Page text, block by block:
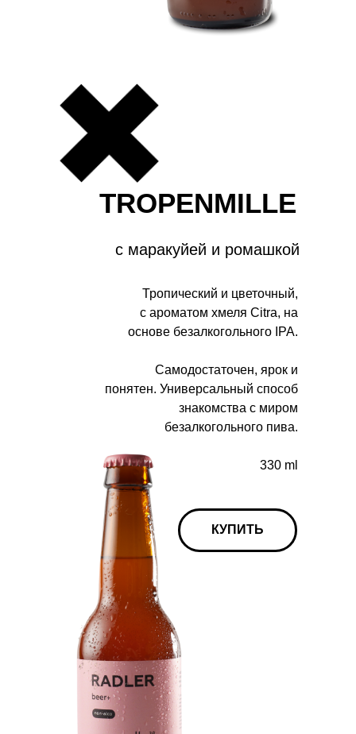
TROPENMILLE
с маракуйей и ромашкой
Тропический и цветочный,
с ароматом хмеля Citra, на
основе безалкогольного IPA.
Самодостаточен, ярок и
понятен. Универсальный способ
знакомства с миром
безалкогольного пива.
330 ml
КУПИТЬ